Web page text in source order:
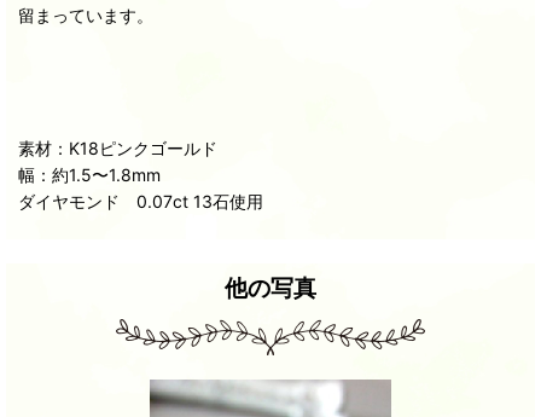
留まっています。
素材：K18ピンクゴールド
幅：約1.5〜1.8mm
ダイヤモンド 0.07ct 13石使用
他の写真